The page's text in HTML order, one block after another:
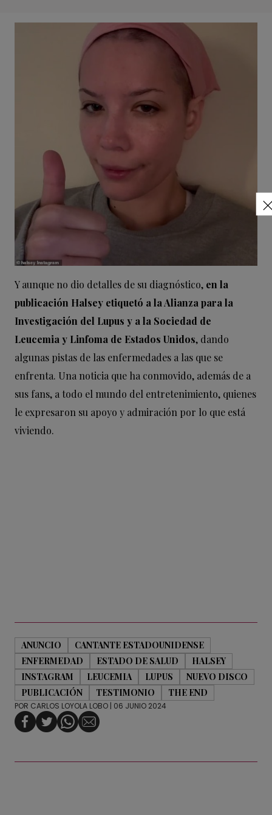
Y aunque no dio detalles de su diagnóstico, en la
publicación Halsey etiquetó a la Alianza para la
Investigación del Lupus y a la Sociedad de
Leucemia y Linfoma de Estados Unidos, dando
algunas pistas de las enfermedades a las que se
enfrenta. Una noticia que ha conmovido, además de a
sus fans, a todo el mundo del entretenimiento, quienes
le expresaron su apoyo y admiración por lo que está
viviendo.
ANUNCIO
CANTANTE ESTADOUNIDENSE
ENFERMEDAD
ESTADO DE SALUD
HALSEY
INSTAGRAM
LEUCEMIA LUPUS
NUEVO DISCO
PUBLICACIÓN
TESTIMONIO THE END
POR CARLOS LOYOLA LOBO | 06 JUNIO 2024